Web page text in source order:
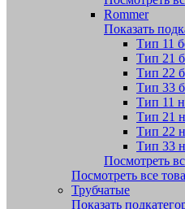
Rommer
Показать
Тип 11
Тип 21
Тип 22
Тип 33
Тип 11
Тип 21
Тип 22
Тип 33
Посмотреть
Посмотреть все
Трубчатые
Показать